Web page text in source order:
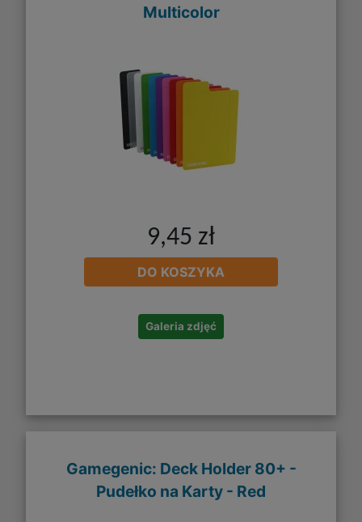
Multicolor
9,45 zł
DO KOSZYKA
Galeria zdjęć
Gamegenic: Deck Holder 80+ -
Pudełko na Karty - Red